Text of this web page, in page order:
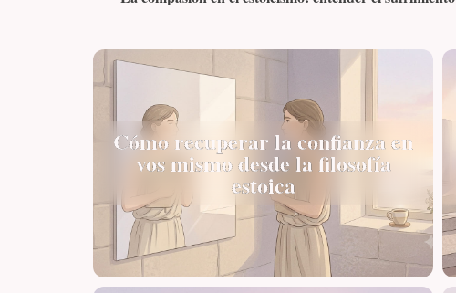
Cómo recuperar la confianza en
vos mismo desde la filosofía
estoica